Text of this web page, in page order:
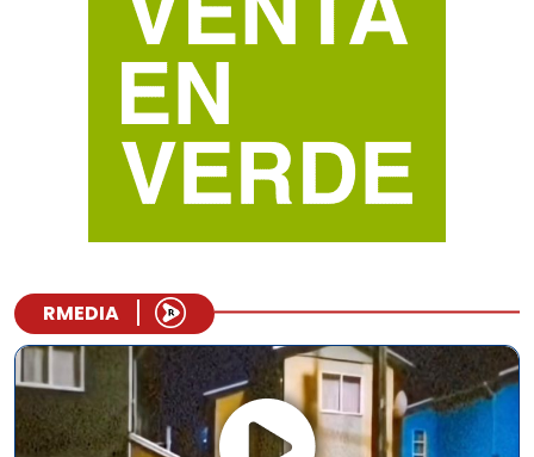
RMEDIA